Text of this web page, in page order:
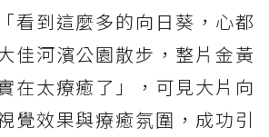
看到這麼多的向日葵，心都
佳河濱公園散步，整片金黃
在太療癒了」，可見大片向
覺效果與療癒氛圍，成功引